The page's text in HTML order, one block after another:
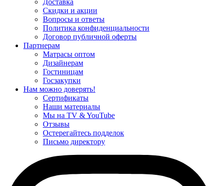
Доставка
Скидки и акции
Вопросы и ответы
Политика конфиденциальности
Договор публичной оферты
Партнерам
Матрасы оптом
Дизайнерам
Гостиницам
Госзакупки
Нам можно доверять!
Сертификаты
Наши материалы
Мы на TV & YouTube
Отзывы
Остерегайтесь подделок
Письмо директору